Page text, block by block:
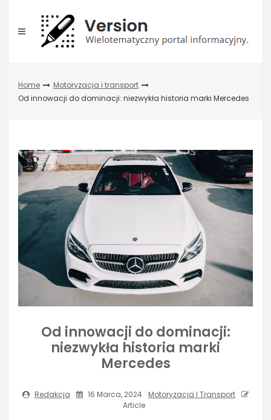
content
Home
Motoryzacja i transport
Od innowacji do dominacji: niezwykła historia marki Mercedes
Od innowacji do dominacji:
niezwykła historia marki
Mercedes
Redakcja 16 Marca, 2024
Motoryzacja I Transport
Article